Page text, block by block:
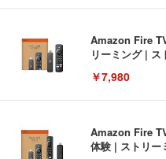
Amazon Fire
リーミング |
￥7,980
Amazon Fire
体験 | ストリー